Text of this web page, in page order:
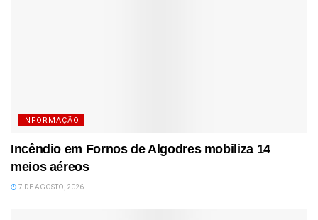
INFORMAÇÃO
Incêndio em Fornos de Algodres mobiliza 14
meios aéreos
7 DE AGOSTO, 2026